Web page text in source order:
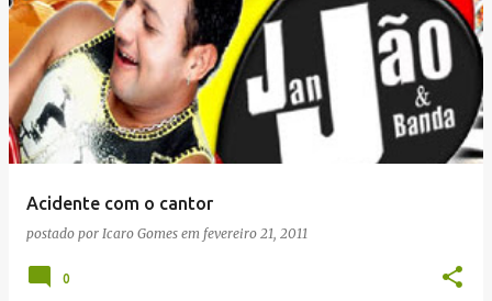
Acidente com o cantor
postado por Icaro Gomes em fevereiro 21, 2011
0